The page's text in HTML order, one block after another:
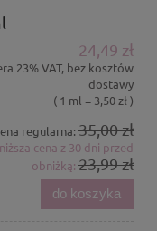
24,49 zł
23% VAT, bez kosztów
dostawy
( 1 ml = 3,50 zł )
regularna: 35,00 zł
cena z 30 dni przed
obniżką: 23,99 zł
do koszyka